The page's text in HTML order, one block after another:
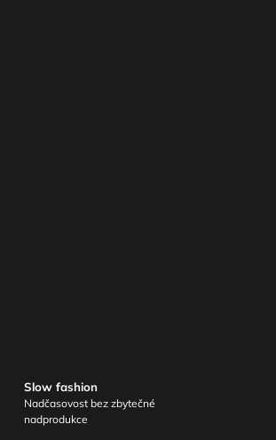
Slow fashion
Nadčasovost bez zbytečné
nadprodukce